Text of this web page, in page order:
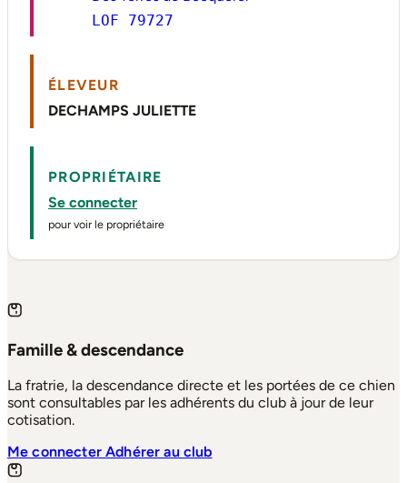
LOF 79727
ÉLEVEUR
DECHAMPS JULIETTE
PROPRIÉTAIRE
Se connecter
pour voir le propriétaire
Famille & descendance
La fratrie, la descendance directe et les portées de ce chien
sont consultables par les adhérents du club à jour de leur
cotisation.
Me connecterAdhérer au club